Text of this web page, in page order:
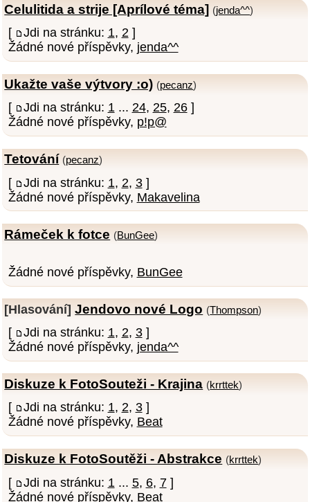
Celulitida a strije [Aprílové téma] (jenda^^)
[ Jdi na stránku: 1, 2]
Žádné nové příspěvky, jenda^^
Ukažte vaše výtvory :o) (pecanz)
[ Jdi na stránku: 1... 24, 25, 26]
Žádné nové příspěvky, p!p@
Tetování (pecanz)
[ Jdi na stránku: 1, 2, 3]
Žádné nové příspěvky, Makavelina
Rámeček k fotce (BunGee)
Žádné nové příspěvky, BunGee
[Hlasování] Jendovo nové Logo (Thompson)
[ Jdi na stránku: 1, 2, 3]
Žádné nové příspěvky, jenda^^
Diskuze k FotoSouteži - Krajina (krrttek)
[ Jdi na stránku: 1, 2, 3]
Žádné nové příspěvky, Beat
Diskuze k FotoSoutěži - Abstrakce (krrttek)
[ Jdi na stránku: 1 ... 5, 6, 7]
Žádné nové příspěvky, Beat